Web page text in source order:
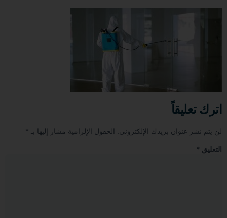
اترك تعليقاً
لن يتم نشر عنوان بريدك الإلكتروني. الحقول الإلزامية مشار إليها بـ *
التعليق *